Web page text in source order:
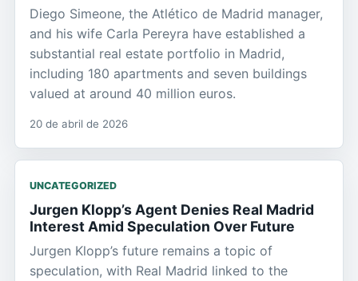
Diego Simeone, the Atlético de Madrid manager,
and his wife Carla Pereyra have established a
substantial real estate portfolio in Madrid,
including 180 apartments and seven buildings
valued at around 40 million euros.
20 de abril de 2026
UNCATEGORIZED
Jurgen Klopp’s Agent Denies Real Madrid
Interest Amid Speculation Over Future
Jurgen Klopp’s future remains a topic of
speculation, with Real Madrid linked to the